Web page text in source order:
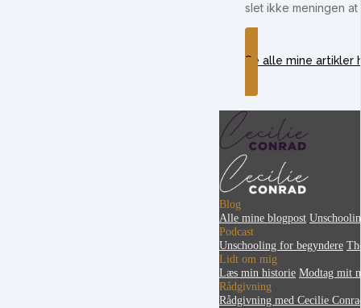
slet ikke meningen
Se alle mine artikler
Blog
Alle mine blogpost
Podcast
Unschooling for begyndere
Lidt om mig
Læs min historie Modtag mit
Rådgivning
Rådgivning med Cecilie